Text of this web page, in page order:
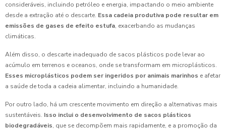
consideráveis, incluindo petróleo e energia, impactando o meio ambiente
desde a extração até o descarte. Essa cadeia produtiva pode resultar em
emissões de gases de efeito estufa, exacerbando as mudanças
climáticas.
Além disso, o descarte inadequado de sacos plásticos pode levar ao
acúmulo em terrenos e oceanos, onde se transformam em microplásticos.
Esses microplásticos podem ser ingeridos por animais marinhos e afetar
a saúde de toda a cadeia alimentar, incluindo a humanidade.
Por outro lado, há um crescente movimento em direção a alternativas mais
sustentáveis. Isso inclui o desenvolvimento de sacos plásticos
biodegradáveis, que se decompõem mais rapidamente, e a promoção da